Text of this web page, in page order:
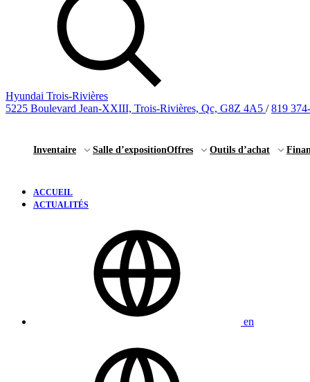
Hyundai Trois-Rivières
5225 Boulevard Jean-XXIII, Trois-Rivières, Qc, G8Z 4A5 / 819
Inventaire Salle d’expositionOffres Outils d’achat
ACCUEIL
ACTUALITÉS
en